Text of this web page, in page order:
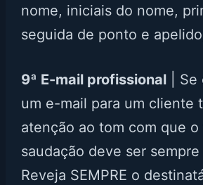
nome, iniciais do nome,
seguida de ponto e
9ª E-mail profissional |
um e-mail para um cliente
atenção ao tom com que o
saudação deve ser
Reveja SEMPRE o